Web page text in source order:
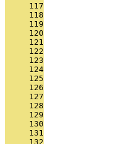
     117
     118
     119
     120
     121
     122
     123
     124
     125
     126
     127
     128
     129
     130
     131
     132